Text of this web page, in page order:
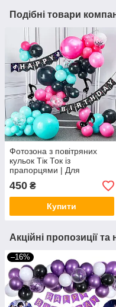
Подібні товари
Фотозона з повітряних
кульок Тік Ток із
прапорцями | Для
дівчинки
450 ₴
Купити
Акційні пропозиції та
–16%